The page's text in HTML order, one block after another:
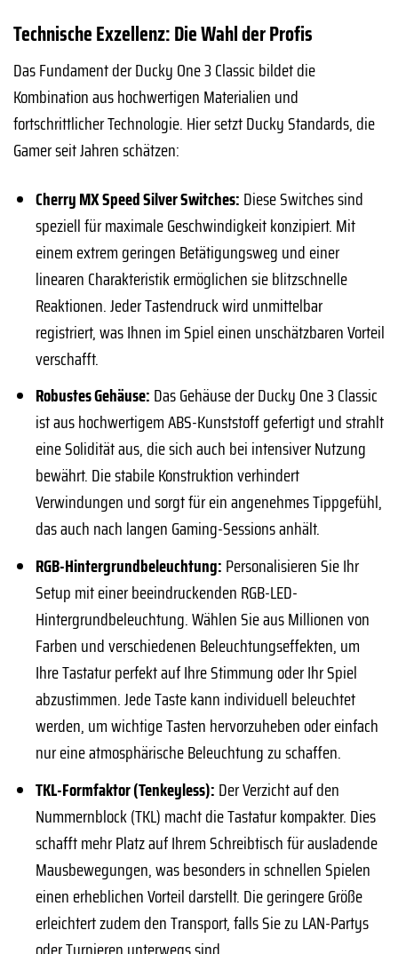
Technische Exzellenz: Die Wahl der Profis
Das Fundament der Ducky One 3 Classic bildet die
Kombination aus hochwertigen Materialien und
fortschrittlicher Technologie. Hier setzt Ducky Standards, die
Gamer seit Jahren schätzen:
Cherry MX Speed Silver Switches: Diese Switches sind
speziell für maximale Geschwindigkeit konzipiert. Mit
einem extrem geringen Betätigungsweg und einer
linearen Charakteristik ermöglichen sie blitzschnelle
Reaktionen. Jeder Tastendruck wird unmittelbar
registriert, was Ihnen im Spiel einen unschätzbaren Vorteil
verschafft.
Robustes Gehäuse: Das Gehäuse der Ducky One 3 Classic
ist aus hochwertigem ABS-Kunststoff gefertigt und strahlt
eine Solidität aus, die sich auch bei intensiver Nutzung
bewährt. Die stabile Konstruktion verhindert
Verwindungen und sorgt für ein angenehmes Tippgefühl,
das auch nach langen Gaming-Sessions anhält.
RGB-Hintergrundbeleuchtung: Personalisieren Sie Ihr
Setup mit einer beeindruckenden RGB-LED-
Hintergrundbeleuchtung. Wählen Sie aus Millionen von
Farben und verschiedenen Beleuchtungseffekten, um
Ihre Tastatur perfekt auf Ihre Stimmung oder Ihr Spiel
abzustimmen. Jede Taste kann individuell beleuchtet
werden, um wichtige Tasten hervorzuheben oder einfach
nur eine atmosphärische Beleuchtung zu schaffen.
TKL-Formfaktor (Tenkeyless): Der Verzicht auf den
Nummernblock (TKL) macht die Tastatur kompakter. Dies
schafft mehr Platz auf Ihrem Schreibtisch für ausladende
Mausbewegungen, was besonders in schnellen Spielen
einen erheblichen Vorteil darstellt. Die geringere Größe
erleichtert zudem den Transport, falls Sie zu LAN-Partys